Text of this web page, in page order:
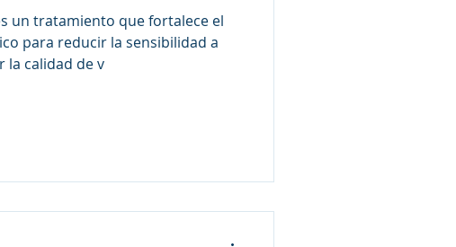
un tratamiento que fortalece el
para reducir la sensibilidad a
la calidad de v